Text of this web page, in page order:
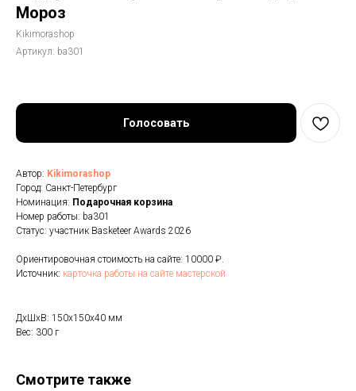
Мороз
Kikimorashop
Артикул: ba301
Голосовать
Автор: Kikimorashop
Город: Санкт-Петербург
Номинация: Подарочная корзина
Номер работы: ba301
Статус: участник Basketeer Awards 2026
Ориентировочная стоимость на сайте: 10000 ₽.
Источник: карточка работы на сайте мастерской
ДxШxВ: 150x150x40 мм
Вес: 300 г
Смотрите также